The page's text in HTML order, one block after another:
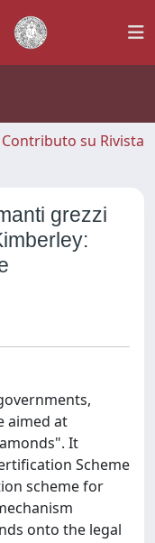
Contributo su Rivista
grezzi
aimed at
It
Scheme
scheme for
onto the legal